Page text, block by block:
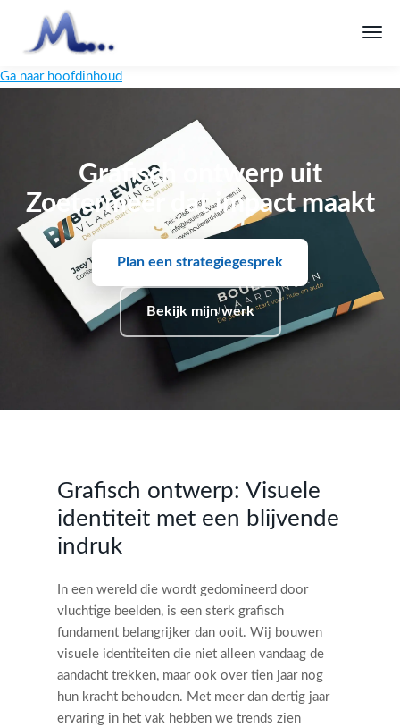
Ga naar hoofdinhoud
Grafisch ontwerp uit
Zoetermeer dat impact maakt
Plan een strategiegesprek
Bekijk mijn werk
Grafisch ontwerp: Visuele
identiteit met een blijvende
indruk
In een wereld die wordt gedomineerd door
vluchtige beelden, is een sterk grafisch
fundament belangrijker dan ooit. Wij bouwen
visuele identiteiten die niet alleen vandaag de
aandacht trekken, maar ook over tien jaar nog
hun kracht behouden. Met meer dan dertig jaar
ervaring in het vak hebben we trends zien